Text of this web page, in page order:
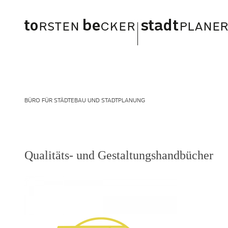
BÜRO FÜR STÄDTEBAU UND STADTPLANUNG
Qualitäts- und Gestaltungshandbücher